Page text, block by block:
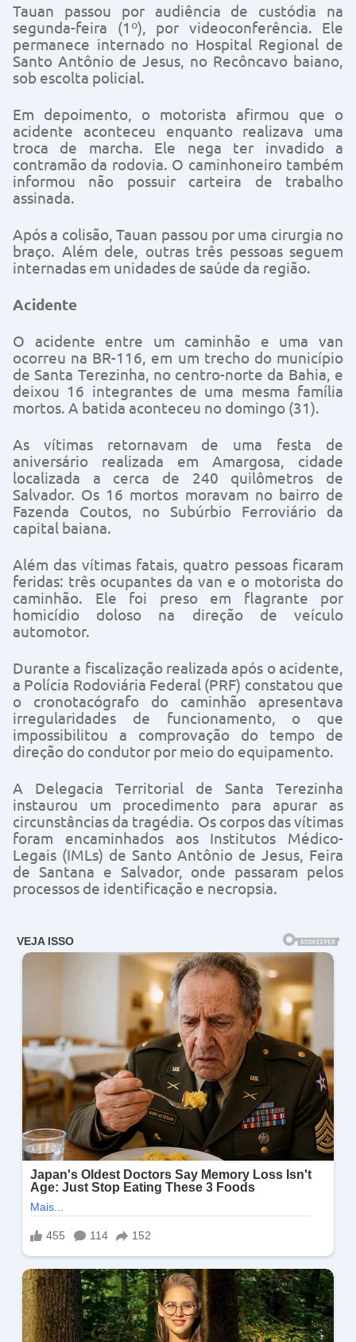
Tauan passou por audiência de custódia na
segunda-feira (1º), por videoconferência. Ele
permanece internado no Hospital Regional de
Santo Antônio de Jesus, no Recôncavo baiano,
sob escolta policial.
Em depoimento, o motorista afirmou que o
acidente aconteceu enquanto realizava uma
troca de marcha. Ele nega ter invadido a
contramão da rodovia. O caminhoneiro também
informou não possuir carteira de trabalho
assinada.
Após a colisão, Tauan passou por uma cirurgia no
braço. Além dele, outras três pessoas seguem
internadas em unidades de saúde da região.
Acidente
O acidente entre um caminhão e uma van
ocorreu na BR-116, em um trecho do município
de Santa Terezinha, no centro-norte da Bahia, e
deixou 16 integrantes de uma mesma família
mortos. A batida aconteceu no domingo (31).
As vítimas retornavam de uma festa de
aniversário realizada em Amargosa, cidade
localizada a cerca de 240 quilômetros de
Salvador. Os 16 mortos moravam no bairro de
Fazenda Coutos, no Subúrbio Ferroviário da
capital baiana.
Além das vítimas fatais, quatro pessoas ficaram
feridas: três ocupantes da van e o motorista do
caminhão. Ele foi preso em flagrante por
homicídio doloso na direção de veículo
automotor.
Durante a fiscalização realizada após o acidente,
a Polícia Rodoviária Federal (PRF) constatou que
o cronotacógrafo do caminhão apresentava
irregularidades de funcionamento, o que
impossibilitou a comprovação do tempo de
direção do condutor por meio do equipamento.
A Delegacia Territorial de Santa Terezinha
instaurou um procedimento para apurar as
circunstâncias da tragédia. Os corpos das vítimas
foram encaminhados aos Institutos Médico-
Legais (IMLs) de Santo Antônio de Jesus, Feira
de Santana e Salvador, onde passaram pelos
processos de identificação e necropsia.